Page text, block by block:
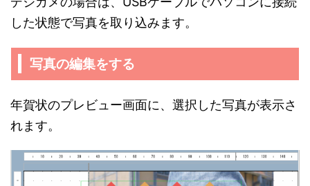
した状態で写真を取り込みます。
写真の編集をする
年賀状のプレビュー画面に、選択した写真が表示さ
れます。